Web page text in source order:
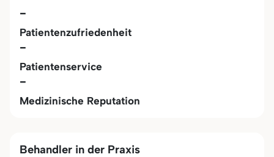
-
Patientenzufriedenheit
-
Patientenservice
-
Medizinische Reputation
Behandler in der Praxis